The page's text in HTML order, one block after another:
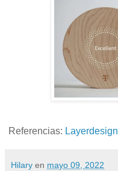
Referencias: Layerdesign
Hilary en mayo 09, 2022